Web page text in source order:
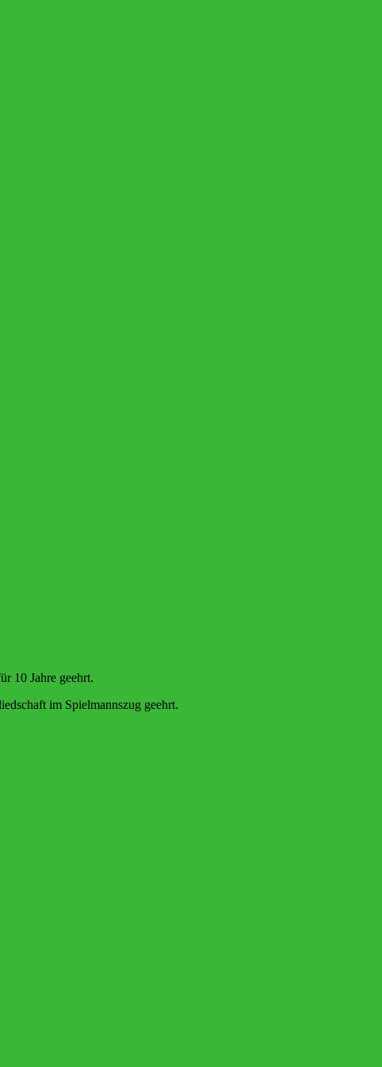
10 Jahre geehrt.
im Spielmannszug geehrt.